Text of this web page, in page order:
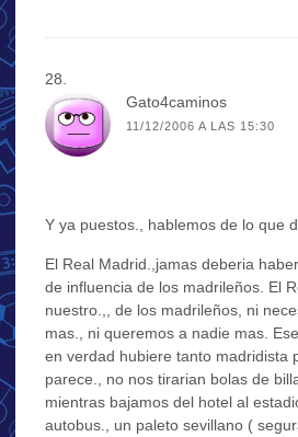
Gato4caminos
11/12/2006 A LAS 15:30
Y ya puestos., hablemos de lo que
El Real Madrid.,jamas deberia
de influencia de los madrileños. El
nuestro.,, de los madrileños, ni
mas., ni queremos a nadie mas.
en verdad hubiere tanto madridista
parece., no nos tirarian bolas de
mientras bajamos del hotel al
autobus., un paleto sevillano (